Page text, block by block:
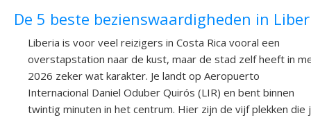
De 5 beste bezienswaardigheden in
Liberia is voor veel reizigers in Costa Rica vooral een
overstapstation naar de kust, maar de stad zelf heeft in
2026 zeker wat karakter. Je landt op Aeropuerto
Internacional Daniel Oduber Quirós (LIR) en bent binnen
twintig minuten in het centrum. Hier zijn de vijf plekken die